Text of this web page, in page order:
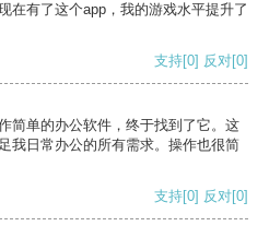
在有了这个app，我的游戏水平提升了
支持[0] 反对[0]
简单的办公软件，终于找到了它。这
我日常办公的所有需求。操作也很简
支持[0] 反对[0]